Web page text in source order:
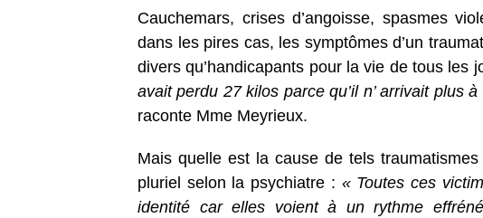
Cauchemars, crises d’angoisse, spasmes
dans les pires cas, les symptômes d’un
divers qu’handicapants pour la vie de tous les
avait perdu 27 kilos parce qu’il n’ arrivait plus
raconte Mme Meyrieux.
Mais quelle est la cause de tels
pluriel selon la psychiatre : « Toutes ces
identité car elles voient à un rythme